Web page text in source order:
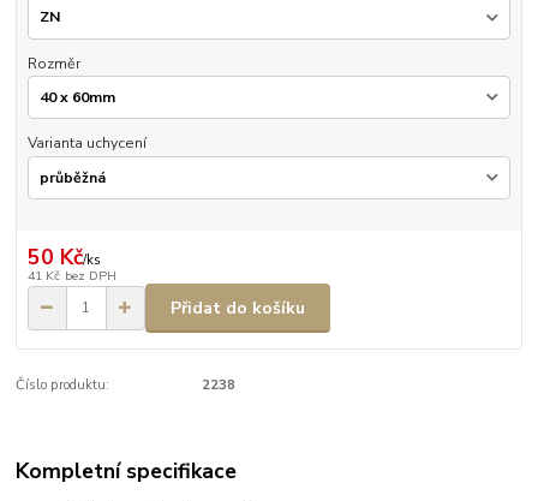
Rozměr
Varianta uchycení
50 Kč/ks
41 Kč bez DPH
Přidat do košíku
Číslo produktu: 2238
Kompletní specifikace